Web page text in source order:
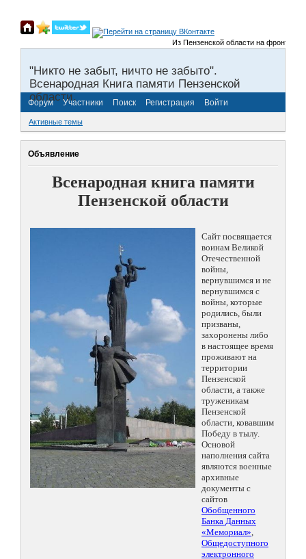
Из Пензенской области на фронты
"Никто не забыт, ничто не забыто".
Всенародная Книга памяти Пензенской
области.
Форум Участники Поиск Регистрация Войти
Активные темы
Объявление
Всенародная книга памяти
Пензенской области
Сайт посвящается
воинам Великой
Отечественной
войны,
вернувшимся и не
вернувшимся с
войны, которые
родились, были
призваны,
захоронены либо
в настоящее время
проживают на
территории
Пензенской
области, а также
труженикам
Пензенской
области, ковавшим
Победу в тылу.
Основой
наполнения сайта
являются военные
архивные
документы с
сайтов
Обобщенного
Банка Данных
«Мемориал»,
Общедоступного
электронного